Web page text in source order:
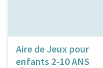
Aire de Jeux pour
enfants 2-10 ANS